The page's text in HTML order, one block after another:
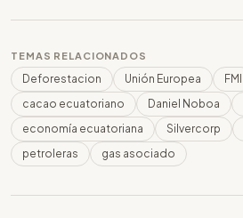
TEMAS RELACIONADOS
Deforestacion Unión Europea FMI
cacao ecuatoriano
Daniel Noboa
economía ecuatoriana
Silvercorp
petroleras
gas asociado